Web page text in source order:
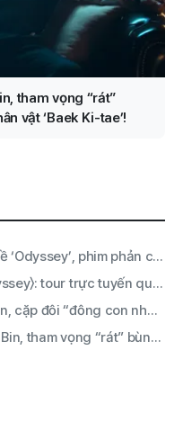
tham vọng “rát”
vật ‘Baek Ki-tae’!
Phóng viên Cineplay nói gì về ‘Odyssey’, phim phản chiến và câu chuyện cuốn hút của Christopher Nolan?
Các bối cảnh quay của 〈Odyssey〉: tour trực tuyến qua Ma-rốc, Hy Lạp, Scotland, Iceland và Ý
Cha Tae-hyeon x Eom Ji-won, cặp đôi “đông con như năm anh chị em”! Netflix chốt sản xuất phim “Chuyển nghề thành cảnh sát”!
‘Made in Korea mùa 2’ Hyun Bin, tham vọng “rát” bùng nổ trọn vẹn! Tung ảnh nhân vật ‘Baek Ki-tae’!